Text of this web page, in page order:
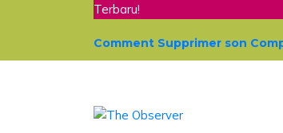
Terbaru!
Comment Supprimer son